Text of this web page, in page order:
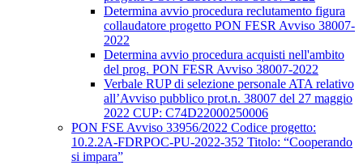
Determina avvio procedura reclutamento figura
collaudatore progetto PON FESR Avviso 38007-
2022
Determina avvio procedura acquisti nell'ambito
del prog. PON FESR Avviso 38007-2022
Verbale RUP di selezione personale ATA relativo
all’Avviso pubblico prot.n. 38007 del 27 maggio
2022 CUP: C74D22000250006
PON FSE Avviso 33956/2022 Codice progetto:
10.2.2A-FDRPOC-PU-2022-352 Titolo: “Cooperando
si impara”